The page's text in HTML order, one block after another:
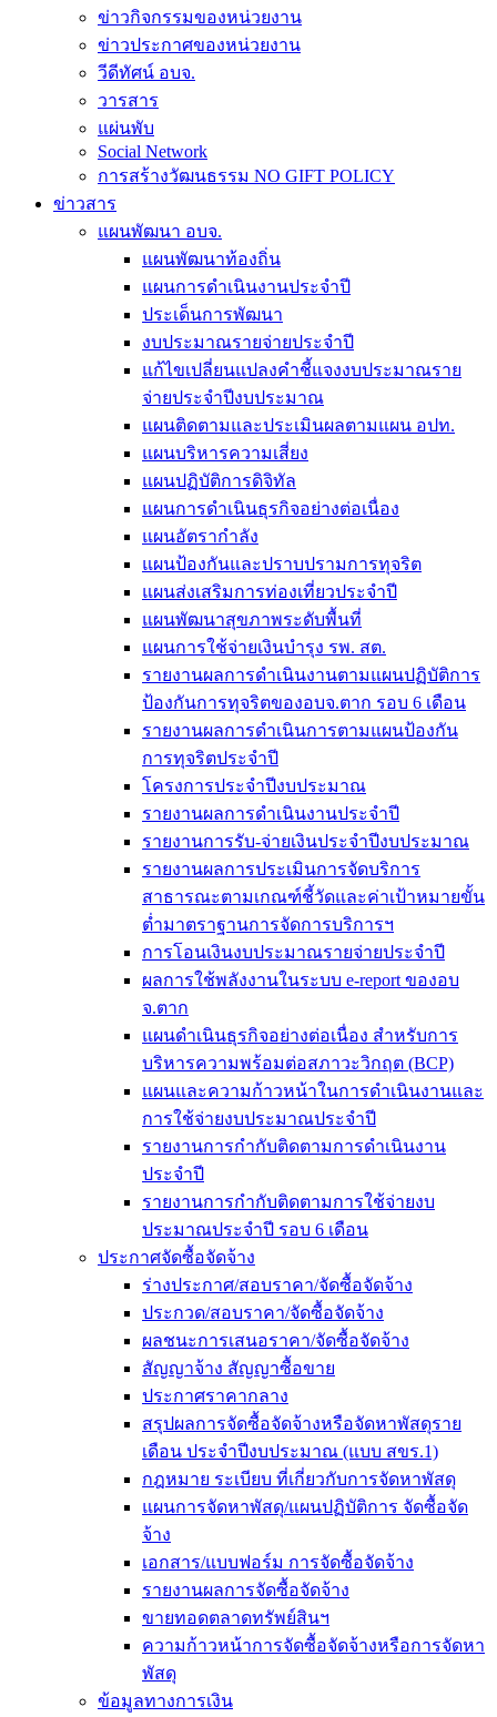
ข่าวกิจกรรมของหน่วยงาน
ข่าวประกาศของหน่วยงาน
วีดีทัศน์ อบจ.
วารสาร
แผ่นพับ
Social Network
การสร้างวัฒนธรรม NO GIFT POLICY
ข่าวสาร
แผนพัฒนา อบจ.
แผนพัฒนาท้องถิ่น
แผนการดำเนินงานประจำปี
ประเด็นการพัฒนา
งบประมาณรายจ่ายประจำปี
แก้ไขเปลี่ยนแปลงคำชี้แจงงบประมาณราย
จ่ายประจำปีงบประมาณ
แผนติดตามและประเมินผลตามแผน อปท.
แผนบริหารความเสี่ยง
แผนปฏิบัติการดิจิทัล
แผนการดำเนินธุรกิจอย่างต่อเนื่อง
แผนอัตรากำลัง
แผนป้องกันและปราบปรามการทุจริต
แผนส่งเสริมการท่องเที่ยวประจำปี
แผนพัฒนาสุขภาพระดับพื้นที่
แผนการใช้จ่ายเงินบำรุง รพ. สต.
รายงานผลการดำเนินงานตามแผนปฏิบัติการ
ป้องกันการทุจริตของอบจ.ตาก รอบ 6 เดือน
รายงานผลการดำเนินการตามแผนป้องกัน
การทุจริตประจำปี
โครงการประจำปีงบประมาณ
รายงานผลการดำเนินงานประจำปี
รายงานการรับ-จ่ายเงินประจำปีงบประมาณ
รายงานผลการประเมินการจัดบริการ
สาธารณะตามเกณฑ์ชี้วัดและค่าเป้าหมายขั้น
ต่ำมาตราฐานการจัดการบริการฯ
การโอนเงินงบประมาณรายจ่ายประจำปี
ผลการใช้พลังงานในระบบ e-report ของอบ
จ.ตาก
แผนดำเนินธุรกิจอย่างต่อเนื่อง สำหรับการ
บริหารความพร้อมต่อสภาวะวิกฤต (BCP)
แผนและความก้าวหน้าในการดำเนินงานและ
การใช้จ่ายงบประมาณประจำปี
รายงานการกำกับติดตามการดำเนินงาน
ประจำปี
รายงานการกำกับติดตามการใช้จ่ายงบ
ประมาณประจำปี รอบ 6 เดือน
ประกาศจัดซื้อจัดจ้าง
ร่างประกาศ/สอบราคา/จัดซื้อจัดจ้าง
ประกวด/สอบราคา/จัดซื้อจัดจ้าง
ผลชนะการเสนอราคา/จัดซื้อจัดจ้าง
สัญญาจ้าง สัญญาซื้อขาย
ประกาศราคากลาง
สรุปผลการจัดซื้อจัดจ้างหรือจัดหาพัสดุราย
เดือน ประจำปีงบประมาณ (แบบ สขร.1)
กฎหมาย ระเบียบ ที่เกี่ยวกับการจัดหาพัสดุ
แผนการจัดหาพัสดุ/แผนปฏิบัติการ จัดซื้อจัด
จ้าง
เอกสาร/แบบฟอร์ม การจัดซื้อจัดจ้าง
รายงานผลการจัดซื้อจัดจ้าง
ขายทอดตลาดทรัพย์สินฯ
ความก้าวหน้าการจัดซื้อจัดจ้างหรือการจัดหา
พัสดุ
ข้อมูลทางการเงิน